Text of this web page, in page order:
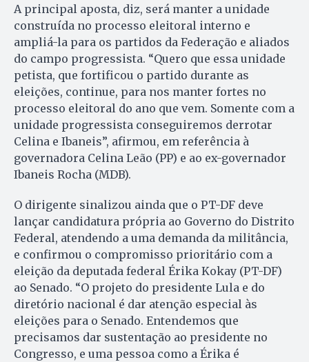
A principal aposta, diz, será manter a unidade
construída no processo eleitoral interno e
ampliá-la para os partidos da Federação e aliados
do campo progressista. “Quero que essa unidade
petista, que fortificou o partido durante as
eleições, continue, para nos manter fortes no
processo eleitoral do ano que vem. Somente com a
unidade progressista conseguiremos derrotar
Celina e Ibaneis”, afirmou, em referência à
governadora Celina Leão (PP) e ao ex-governador
Ibaneis Rocha (MDB).
O dirigente sinalizou ainda que o PT-DF deve
lançar candidatura própria ao Governo do Distrito
Federal, atendendo a uma demanda da militância,
e confirmou o compromisso prioritário com a
eleição da deputada federal Érika Kokay (PT-DF)
ao Senado. “O projeto do presidente Lula e do
diretório nacional é dar atenção especial às
eleições para o Senado. Entendemos que
precisamos dar sustentação ao presidente no
Congresso, e uma pessoa como a Érika é